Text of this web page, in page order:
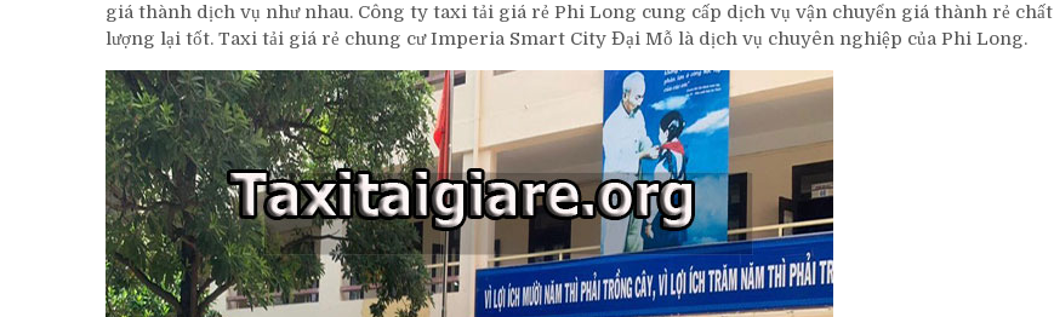
giá thành dịch vụ như nhau. Công ty taxi tải giá rẻ Phi Long cung cấp dịch vụ vận chuyển giá thành rẻ chất
lượng lại tốt. Taxi tải giá rẻ chung cư Imperia Smart City Đại Mỗ là dịch vụ chuyên nghiệp của Phi Long.